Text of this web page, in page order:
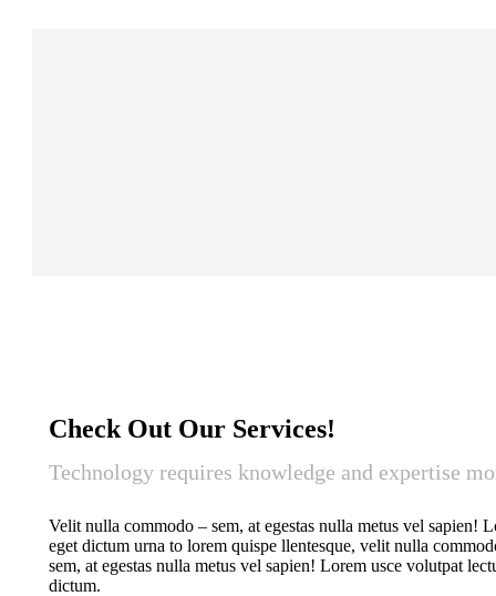
Check Out Our Services!
Technology requires knowledge and expertise
Velit nulla commodo – sem, at egestas nulla metus vel sapien!
eget dictum urna to lorem quispe llentesque, velit nulla
sem, at egestas nulla metus vel sapien! Lorem usce volutpat
dictum.